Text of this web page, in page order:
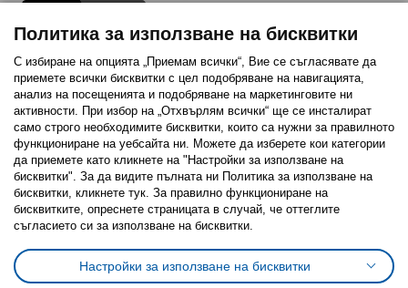
Последвайте ни:
FacebookTwitterYoutubePinterestInstagram
Политика за използване на бисквитки (Cookies)
Избор на настройки за използване на бисквитки
Условия за ползване на ikea.bgОбща политика за личните данни
Политика за използване на бисквитки
С избиране на опцията „Приемам всички“, Вие се съгласявате да
приемете всички бисквитки с цел подобряване на навигацията,
анализ на посещенията и подобряване на маркетинговите ни
активности. При избор на „Отхвърлям всички“ ще се инсталират
само строго необходимитe бисквитки, които са нужни за правилното
функциониране на уебсайта ни. Можете да изберете кои категории
да приемете като кликнете на "Настройки за използване на
бисквитки". За да видите пълната ни Политика за използване на
бисквитки, кликнете тук. За правилно функциониране на
бисквитките, опреснете страницата в случай, че оттеглите
съгласието си за използване на бисквитки.
Настройки за използване на бисквитки